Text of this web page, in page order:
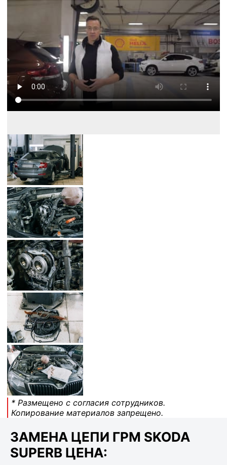
* Размещено с согласия сотрудников.
Копирование материалов запрещено.
ЗАМЕНА ЦЕПИ ГРМ SKODA
SUPERB ЦЕНА: